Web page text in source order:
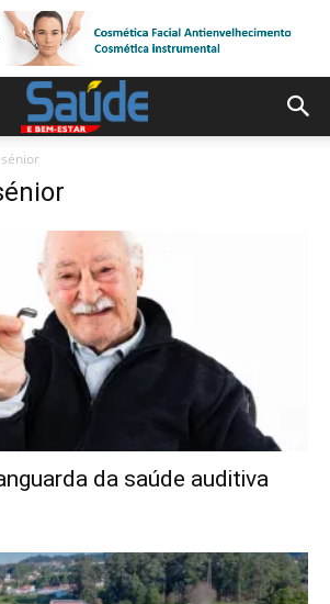
da saúde auditiva